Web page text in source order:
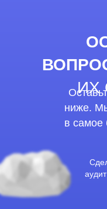
ИХ
ниже.
в самое